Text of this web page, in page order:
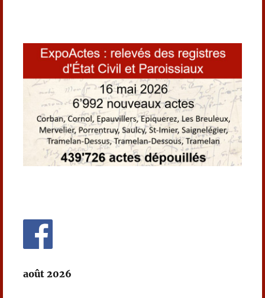
août 2026